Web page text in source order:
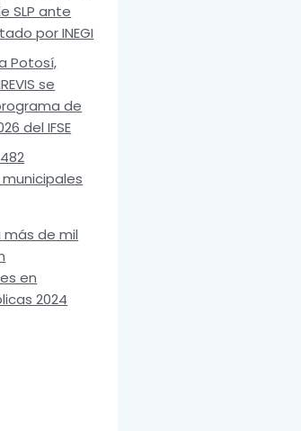
SLP ante
por INEGI
Potosí,
se
de
del IFSE
más de mil
en
2024